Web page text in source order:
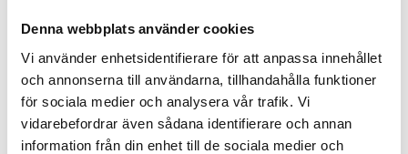
Denna webbplats använder cookies
Vi använder enhetsidentifierare för att anpassa innehållet
och annonserna till användarna, tillhandahålla funktioner
för sociala medier och analysera vår trafik. Vi
vidarebefordrar även sådana identifierare och annan
information från din enhet till de sociala medier och
Produkter från samma kategori
Lägg till i favoriter Lägg